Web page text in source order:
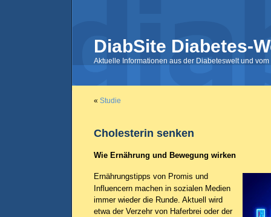
DiabSite Diabetes-
Aktuelle Informationen aus der Diabeteswelt und
« Studie
Cholesterin senken
Wie Ernährung und Bewegung wirken
Ernährungstipps von Promis und
Influencern machen in sozialen Medien
immer wieder die Runde. Aktuell wird
etwa der Verzehr von Haferbrei oder der